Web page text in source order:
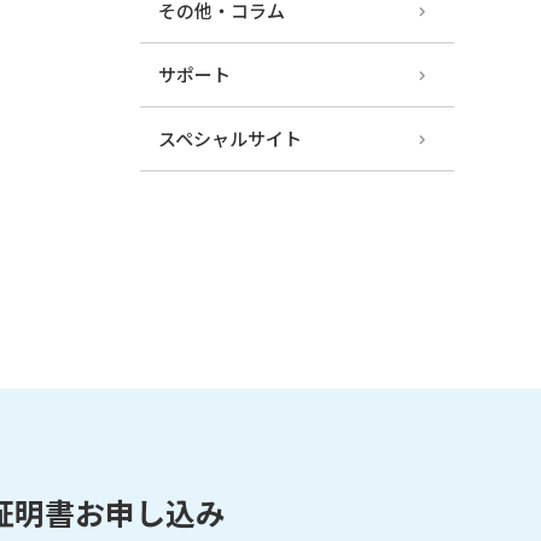
その他・コラム
サポート
スペシャルサイト
明書お申し込み